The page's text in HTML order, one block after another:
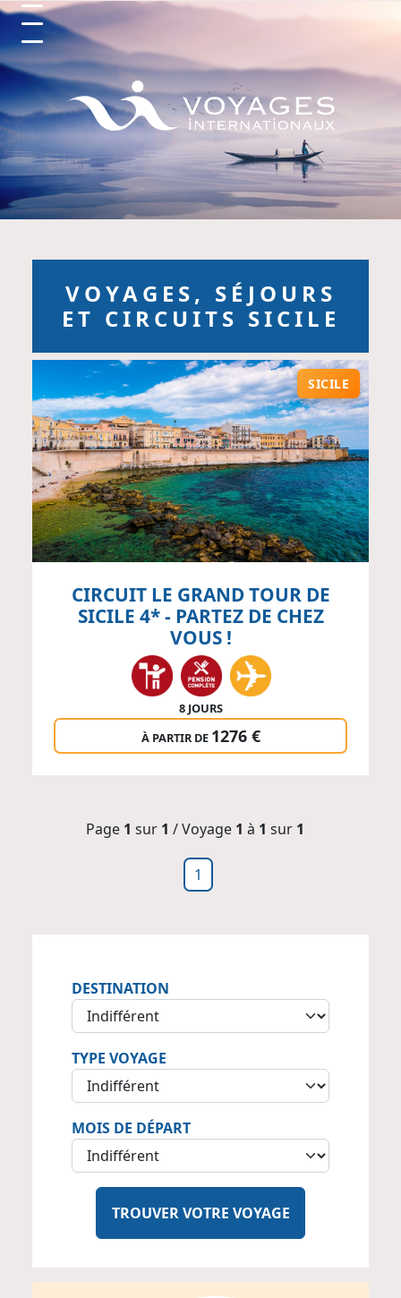
Circuits et Séjours en France,
VOYAGES, SÉJOURS
ET CIRCUITS SICILE
SICILE
CIRCUIT LE GRAND TOUR DE
SICILE 4* - PARTEZ DE CHEZ
VOUS !
8 JOURS
À PARTIR DE 1276 €
Page 1 sur 1 / Voyage 1 à 1 sur 1
1
DESTINATION
TYPE VOYAGE
MOIS DE DÉPART
TROUVER VOTRE VOYAGE